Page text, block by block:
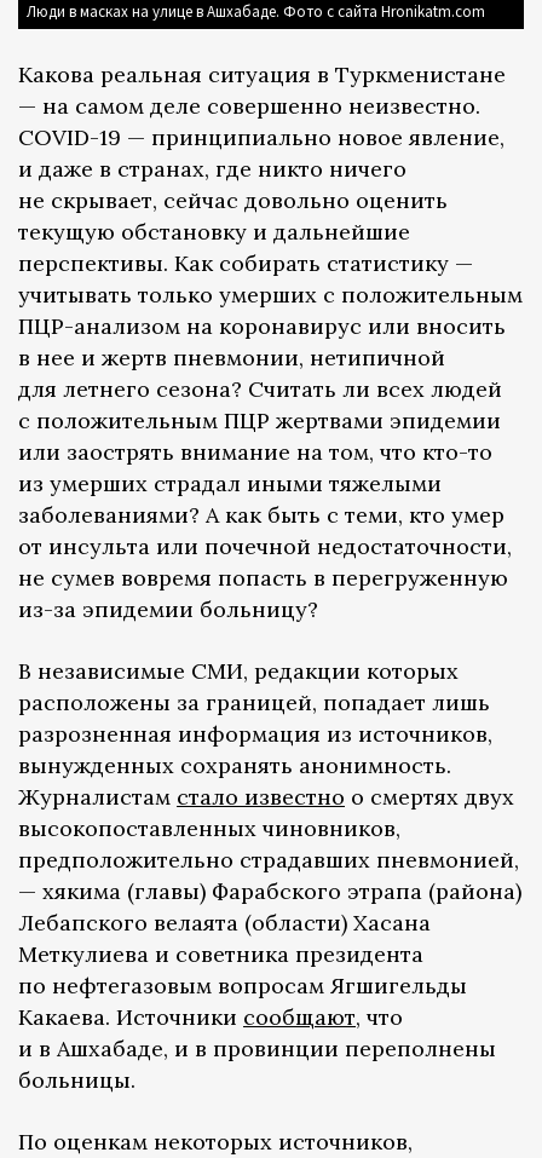
Люди в масках на улице в Ашхабаде. Фото с сайта Hronikatm.com
Какова реальная ситуация в Туркменистане
— на самом деле совершенно неизвестно.
COVID-19 — принципиально новое явление,
и даже в странах, где никто ничего
не скрывает, сейчас довольно оценить
текущую обстановку и дальнейшие
перспективы. Как собирать статистику —
учитывать только умерших с положительным
ПЦР-анализом на коронавирус или вносить
в нее и жертв пневмонии, нетипичной
для летнего сезона? Считать ли всех людей
с положительным ПЦР жертвами эпидемии
или заострять внимание на том, что кто-то
из умерших страдал иными тяжелыми
заболеваниями? А как быть с теми, кто умер
от инсульта или почечной недостаточности,
не сумев вовремя попасть в перегруженную
из-за эпидемии больницу?
В независимые СМИ, редакции которых
расположены за границей, попадает лишь
разрозненная информация из источников,
вынужденных сохранять анонимность.
Журналистам стало известно о смертях двух
высокопоставленных чиновников,
предположительно страдавших пневмонией,
— хякима (главы) Фарабского этрапа (района)
Лебапского велаята (области) Хасана
Меткулиева и советника президента
по нефтегазовым вопросам Ягшигельды
Какаева. Источники сообщают, что
и в Ашхабаде, и в провинции переполнены
больницы.
По оценкам некоторых источников,